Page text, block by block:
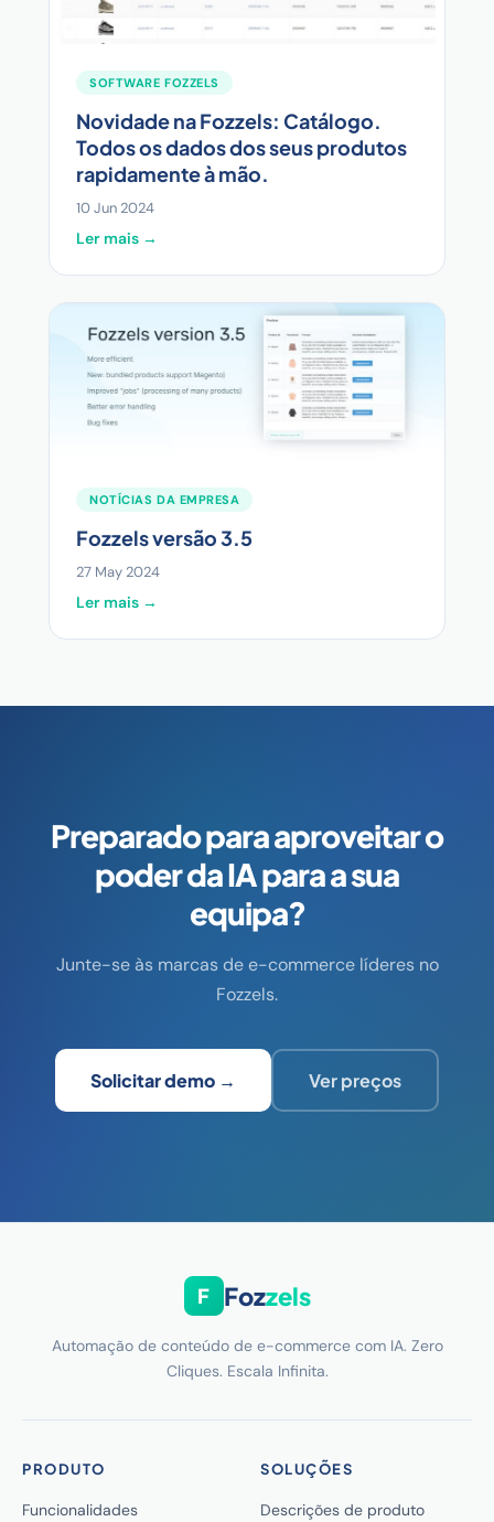
SOFTWARE FOZZELS
Novidade na Fozzels: Catálogo.
Todos os dados dos seus produtos
rapidamente à mão.
10 Jun 2024
Ler mais →
NOTÍCIAS DA EMPRESA
Fozzels versão 3.5
27 May 2024
Ler mais →
Preparado para aproveitar o
poder da IA para a sua
equipa?
Junte-se às marcas de e-commerce líderes no
Fozzels.
Solicitar demo → Ver preços
F Fozzels
Automação de conteúdo de e-commerce com IA. Zero
Cliques. Escala Infinita.
PRODUTO
Funcionalidades
SOLUÇÕES
Descrições de produto